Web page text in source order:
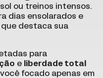
ou treinos intensos.
dias ensolarados e
que destaca sua
para
e
liberdade total
focado apenas em